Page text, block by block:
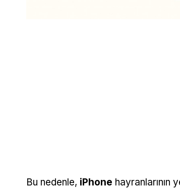
Bu nedenle, iPhone hayranlarının